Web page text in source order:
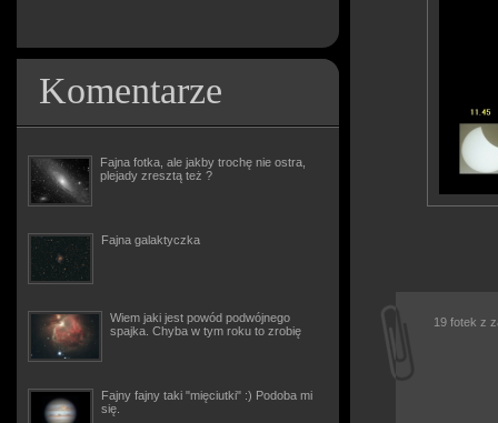
Komentarze
Fajna fotka, ale jakby trochę nie ostra,
plejady zresztą też ?
Fajna galaktyczka
Wiem jaki jest powód podwójnego
spajka. Chyba w tym roku to zrobię
Fajny fajny taki "mięciutki" :) Podoba mi
się.
19 fotek z